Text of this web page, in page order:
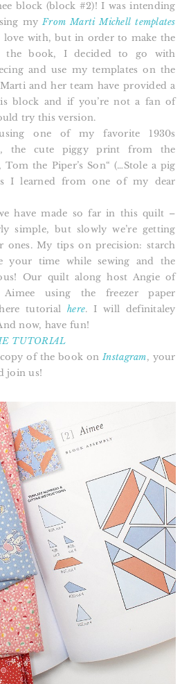
block (block #2)! I was intending
myFrom Marti Michell templates
love with, but in order to make the
the book, I decided to go with
and use my templates on the
and her team have provided a
block and if you’re not a fan of
try this version.
one of my favorite 1930s
the cute piggy print from the
the Piper’s Son“ (…Stole a pig
I learned from one of my dear
have made so far in this quilt –
simple, but slowly we’re getting
My tips on precision: starch
your time while sewing and the
Our quilt along host Angie of
Aimee using the freezer paper
tutorial here. I will definitaley
now, have fun!
TUTORIAL
copy of the book on Instagram, your
join us!